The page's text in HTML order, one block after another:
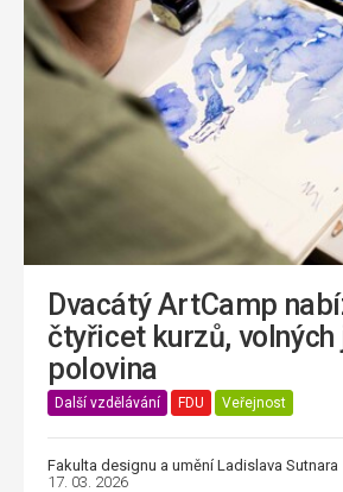
Dvacátý ArtCamp
čtyřicet kurzů, volných
polovina
Další vzdělávání FDU Veřejnost
Fakulta designu a umění Ladislava Sutnara
17. 03. 2026